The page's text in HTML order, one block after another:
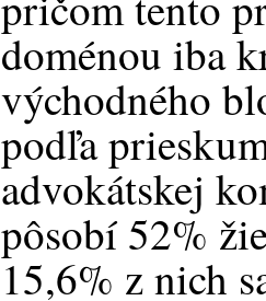
doménou iba
východného
podľa
advokátskej
pôsobí 52%
15,6% z nich